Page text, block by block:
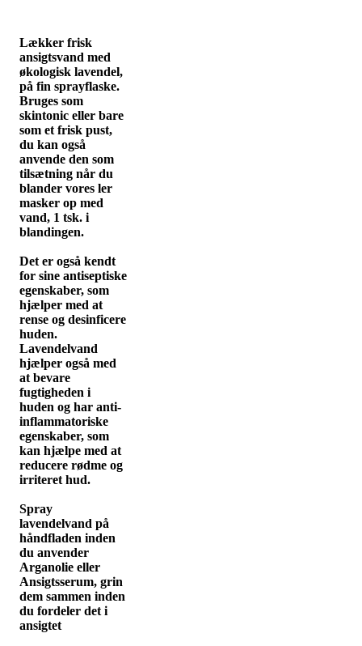
Lækker frisk
ansigtsvand med
økologisk lavendel,
på fin sprayflaske.
Bruges som
skintonic eller bare
som et frisk pust,
du kan også
anvende den som
tilsætning når du
blander vores ler
masker op med
vand, 1 tsk. i
blandingen.
Det er også kendt
for sine antiseptiske
egenskaber, som
hjælper med at
rense og desinficere
huden.
Lavendelvand
hjælper også med
at bevare
fugtigheden i
huden og har anti-
inflammatoriske
egenskaber, som
kan hjælpe med at
reducere rødme og
irriteret hud.
Spray
lavendelvand på
håndfladen inden
du anvender
Arganolie eller
Ansigtsserum, grin
dem sammen inden
du fordeler det i
ansigtet